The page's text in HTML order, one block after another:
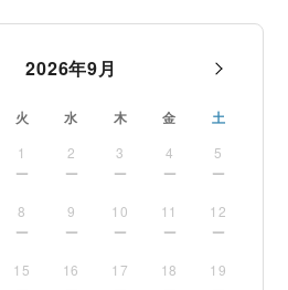
2026年9月
火 水 木 金 土
1 2 3 4 5
8 9 10 11 12
15 16 17 18 19